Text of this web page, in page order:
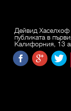
Дейвид Хаселхоф
публиката в
Калифорния, 13